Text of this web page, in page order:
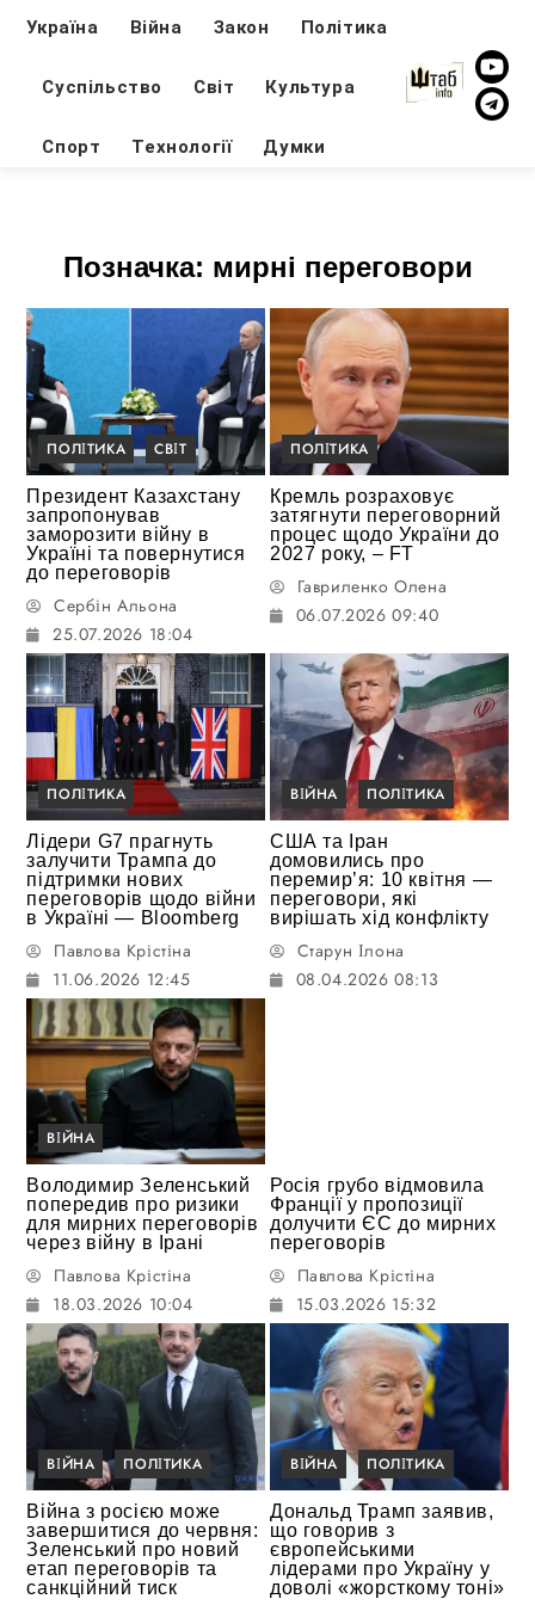
Україна Війна Закон Політика
Суспільство Світ Культура
Спорт Технології Думки
Позначка: мирні переговори
ПОЛІТИКА СВІТ
Президент Казахстану
запропонував
заморозити війну в
Україні та повернутися
до переговорів
Сербін Альона
25.07.2026 18:04
ПОЛІТИКА
Кремль розраховує
затягнути переговорний
процес щодо України до
2027 року, – FT
Гавриленко Олена
06.07.2026 09:40
ПОЛІТИКА
Лідери G7 прагнуть
залучити Трампа до
підтримки нових
переговорів щодо війни
в Україні — Bloomberg
Павлова Крістіна
11.06.2026 12:45
ВІЙНА ПОЛІТИКА
США та Іран
домовились про
перемир’я: 10 квітня —
переговори, які
вирішать хід конфлікту
Старун Ілона
08.04.2026 08:13
ВІЙНА
Володимир Зеленський
попередив про ризики
для мирних переговорів
через війну в Ірані
Павлова Крістіна
18.03.2026 10:04
Росія грубо відмовила
Франції у пропозиції
долучити ЄС до мирних
переговорів
Павлова Крістіна
15.03.2026 15:32
ВІЙНА ПОЛІТИКА
Війна з росією може
завершитися до червня:
Зеленський про новий
етап переговорів та
санкційний тиск
ВІЙНА ПОЛІТИКА
Дональд Трамп заявив,
що говорив з
європейськими
лідерами про Україну у
доволі «жорсткому тоні»